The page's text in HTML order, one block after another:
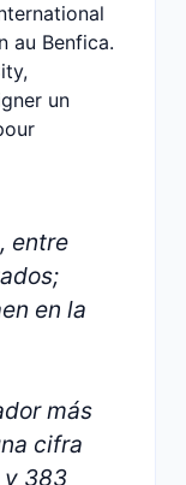
au Benfica.
un
entre
en la
más
cifra
y 383